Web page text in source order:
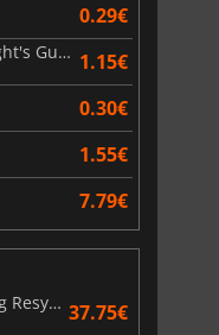
4.76
0.29€
Parvaneh Legacy of the Light's Guardians 1.15€
0.30€
1.55€
7.79€
Assassin's Creed Black Flag Resynced 37.75€